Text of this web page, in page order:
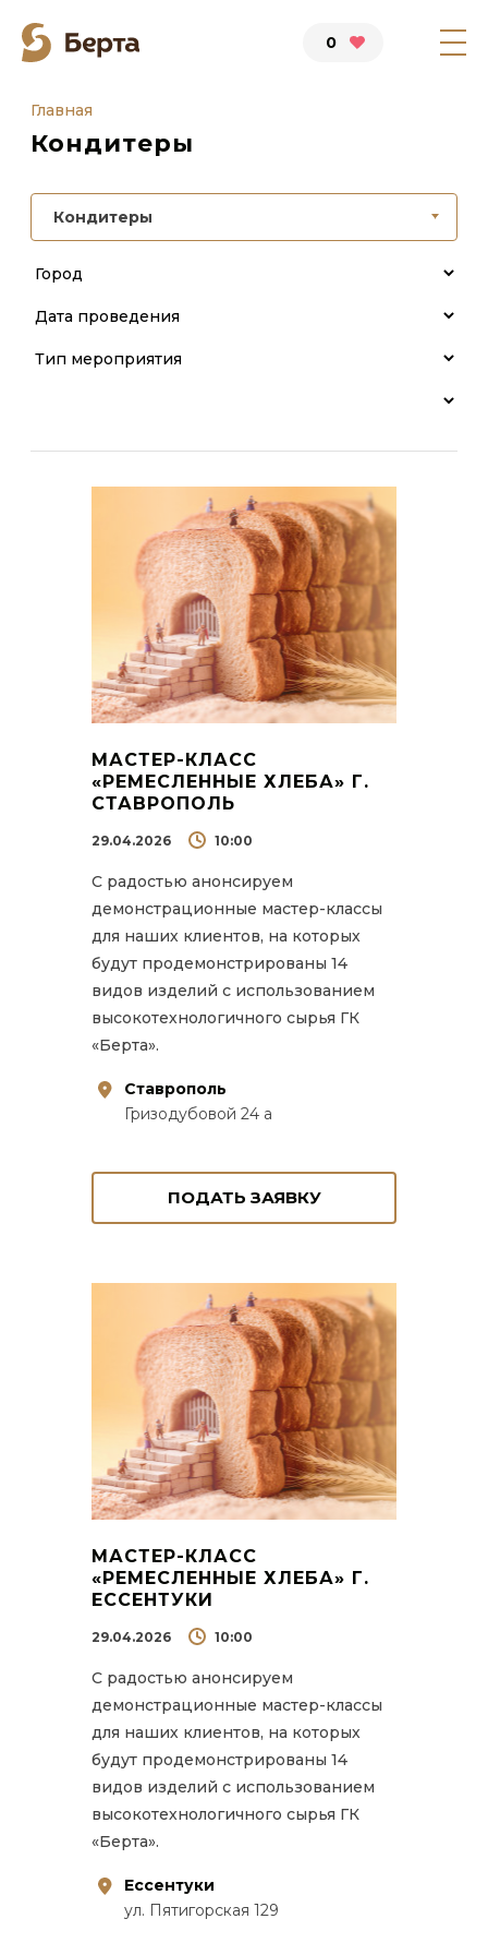
0
Главная
Кондитеры
Кондитеры
МАСТЕР-КЛАСС
«РЕМЕСЛЕННЫЕ ХЛЕБА» Г.
СТАВРОПОЛЬ
29.04.2026 10:00
С радостью анонсируем
демонстрационные мастер-классы
для наших клиентов, на которых
будут продемонстрированы 14
видов изделий с использованием
высокотехнологичного сырья ГК
«Берта».
Ставрополь
Гризодубовой 24 а
ПОДАТЬ ЗАЯВКУ
МАСТЕР-КЛАСС
«РЕМЕСЛЕННЫЕ ХЛЕБА» Г.
ЕССЕНТУКИ
29.04.2026 10:00
С радостью анонсируем
демонстрационные мастер-классы
для наших клиентов, на которых
будут продемонстрированы 14
видов изделий с использованием
высокотехнологичного сырья ГК
«Берта».
Ессентуки
ул. Пятигорская 129